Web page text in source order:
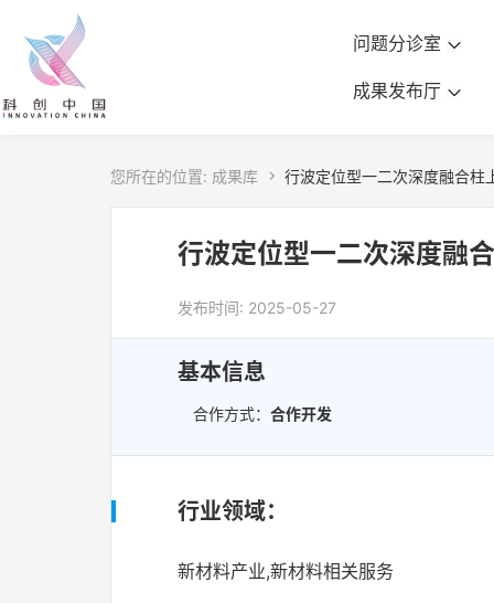
问题分诊室
成果发布厅
您所在的位置: 成果库  行波定位型一二次深度融合柱
行波定位型一二次深度融
发布时间: 2025-05-27
基本信息
合作方式： 合作开发
行业领域：
新材料产业,新材料相关服务